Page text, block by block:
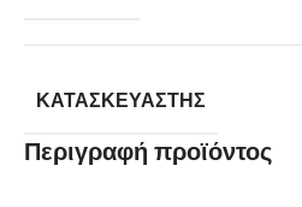
ΚΑΤΑΣΚΕΥΑΣΤΉΣ
Περιγραφή προϊόντος